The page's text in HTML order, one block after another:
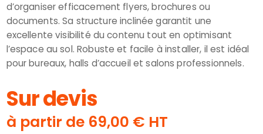
d’organiser efficacement flyers, brochures ou
documents. Sa structure inclinée garantit une
excellente visibilité du contenu tout en optimisant
l’espace au sol. Robuste et facile à installer, il est idéal
pour bureaux, halls d’accueil et salons professionnels.
Sur devis
à partir de 69,00 € HT